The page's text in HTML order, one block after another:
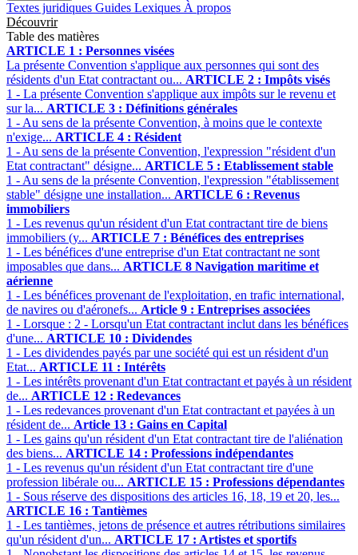
Textes juridiques Guides Lexiques À propos
Découvrir
Table des matières
ARTICLE 1 : Personnes visées
La présente Convention s'applique aux personnes qui sont des
résidents d'un Etat contractant ou... ARTICLE 2 : Impôts visés
1 - La présente Convention s'applique aux impôts sur le revenu et
sur la... ARTICLE 3 : Définitions générales
1 - Au sens de la présente Convention, à moins que le contexte
n'exige... ARTICLE 4 : Résident
1 - Au sens de la présente Convention, l'expression "résident d'un
Etat contractant" désigne... ARTICLE 5 : Etablissement stable
1 - Au sens de la présente Convention, l'expression "établissement
stable" désigne une installation... ARTICLE 6 : Revenus
immobiliers
1 - Les revenus qu'un résident d'un Etat contractant tire de biens
immobiliers (y... ARTICLE 7 : Bénéfices des entreprises
1 - Les bénéfices d'une entreprise d'un Etat contractant ne sont
imposables que dans... ARTICLE 8 Navigation maritime et
aérienne
1 - Les bénéfices provenant de l'exploitation, en trafic international,
de navires ou d'aéronefs... Article 9 : Entreprises associées
1 - Lorsque : 2 - Lorsqu'un Etat contractant inclut dans les bénéfices
d'une... ARTICLE 10 : Dividendes
1 - Les dividendes payés par une société qui est un résident d'un
Etat... ARTICLE 11 : Intérêts
1 - Les intérêts provenant d'un Etat contractant et payés à un résident
de... ARTICLE 12 : Redevances
1 - Les redevances provenant d'un Etat contractant et payées à un
résident de... Article 13 : Gains en Capital
1 - Les gains qu'un résident d'un Etat contractant tire de l'aliénation
des biens... ARTICLE 14 : Professions indépendantes
1 - Les revenus qu'un résident d'un Etat contractant tire d'une
profession libérale ou... ARTICLE 15 : Professions dépendantes
1 - Sous réserve des dispositions des articles 16, 18, 19 et 20, les...
ARTICLE 16 : Tantièmes
1 - Les tantièmes, jetons de présence et autres rétributions similaires
qu'un résident d'un... ARTICLE 17 : Artistes et sportifs